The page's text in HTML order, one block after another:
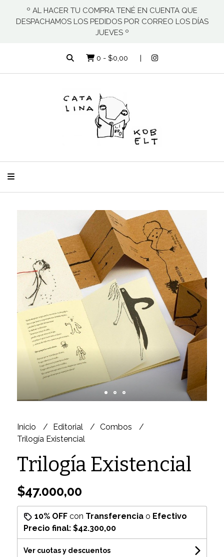
º AL HACER TU COMPRA TENÉ EN CUENTA QUE
DESPACHAMOS LOS PEDIDOS POR CORREO LOS DÍAS
JUEVES º
0 - $0,00
Inicio Editorial
Combos
Trilogía Existencial
Trilogía Existencial
$47.000,00
10% OFFcon Transferenciao Efectivo
Precio final: $42.300,00
Ver cuotas y descuentos